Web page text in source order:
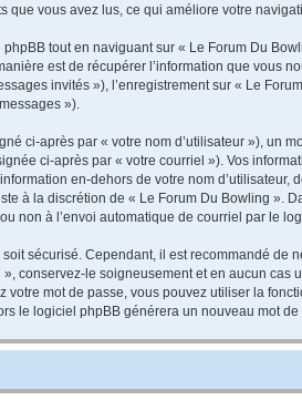
vous avez lus, ce qui améliore votre
tout en naviguant sur « Le Forum Du
est de récupérer l’information que vous
invités »), l’enregistrement sur « Le
»).
ci-après par « votre nom d’utilisateur »), un
ci-après par « votre courriel »). Vos
en-dehors de votre nom
à la discrétion de « Le Forum Du Bowling ».
non à l’envoi automatique de courriel par le
sécurisé. Cependant, il est recommandé
conservez-le soigneusement et en aucun
mot de passe, vous pouvez utiliser la
le logiciel phpBB générera un nouveau mot